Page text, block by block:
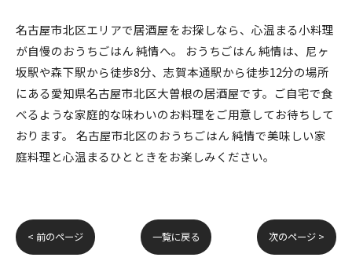
名古屋市北区エリアで居酒屋をお探しなら、心温まる小料理
が自慢のおうちごはん 純情へ。 おうちごはん 純情は、尼ヶ
坂駅や森下駅から徒歩8分、志賀本通駅から徒歩12分の場所
にある愛知県名古屋市北区大曽根の居酒屋です。ご自宅で食
べるような家庭的な味わいのお料理をご用意してお待ちして
おります。 名古屋市北区のおうちごはん 純情で美味しい家
庭料理と心温まるひとときをお楽しみください。
< 前のページ 一覧に戻る 次のページ >